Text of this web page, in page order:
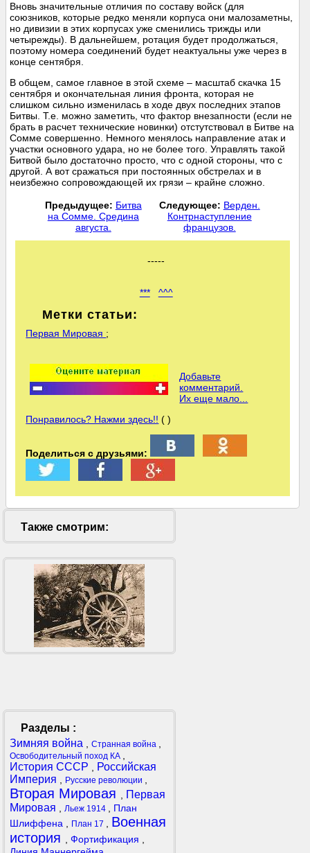
Вновь значительные отличия по составу войск (для
союзников, которые редко меняли корпуса они малозаметны,
но дивизии в этих корпусах уже сменились трижды или
четырежды). В дальнейшем, ротация будет продолжаться,
поэтому номера соединений будет неактуальны уже через в
конце сентября.
В общем, самое главное в этой схеме – масштаб скачка 15
сентября и окончательная линия фронта, которая не
слишком сильно изменилась в ходе двух последних этапов
Битвы. Т.е. можно заметить, что фактор внезапности (если не
брать в расчет технические новинки) отстутствовал в Битве на
Сомме совершенно. Немного менялось направление атак и
участки основного удара, но не более того. Управлять такой
Битвой было достаточно просто, что с одной стороны, что с
другой. А вот сражаться при постоянных обстрелах и в
неизбежно сопровождающей их грязи – крайне сложно.
Предыдущее: Битва
на Сомме. Средина
августа.
Следующее: Верден.
Контрнаступление
французов.
-----
*** ^^^
Метки статьи:
Первая Мировая ;
Добавьте
комментарий.
Их еще мало...
Понравилось? Нажми здесь!! ( )
Поделиться с друзьями:
Также смотрим:
Разделы :
Зимняя война , Странная война ,
Освободительный поход КА ,
История СССР , Российская
Империя , Русские революции ,
Вторая Мировая , Первая
Мировая , Льеж 1914 , План
Шлиффена , План 17 , Военная
история , Фортификация ,